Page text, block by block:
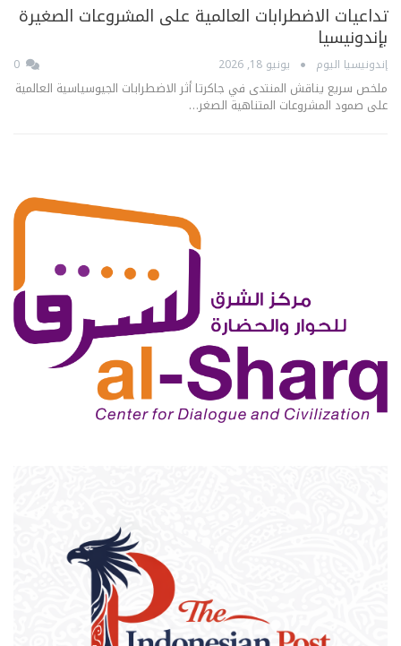
تداعيات الاضطرابات العالمية على المشروعات الصغيرة
بإندونيسيا
إندونيسيا اليوم يونيو 18, 2026
ملخص سريع يناقش المنتدى في جاكرتا أثر الاضطرابات الجيوسياسية العالمية
على صمود المشروعات المتناهية الصغر…